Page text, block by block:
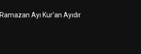
Ramazan Ayı Kur’an Ayıdır